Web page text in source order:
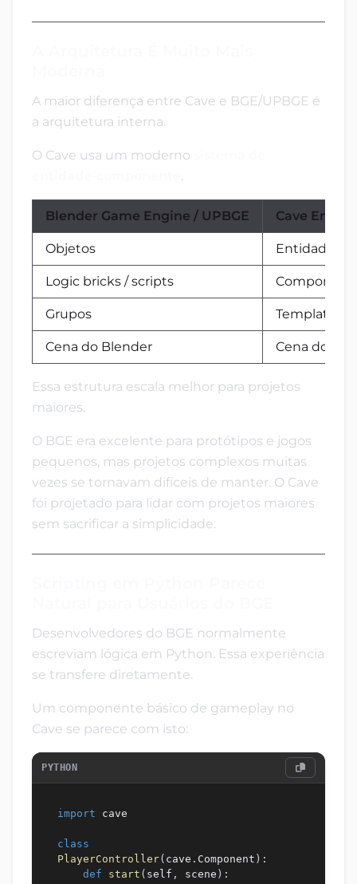
A maior diferença entre Cave e BGE/UPBGE é
a arquitetura interna.
O Cave usa um moderno
.
Blender Game Engine / UPBGE Cave Engine
Objetos Entidades
Logic bricks / scripts
Grupos Templates
Cena do Blender Cena do
Essa estrutura escala melhor para projetos
maiores.
O BGE era excelente para protótipos e jogos
pequenos, mas projetos complexos muitas
vezes se tornavam difíceis de manter. O Cave
foi projetado para lidar com projetos maiores
sem sacrificar a simplicidade.
Desenvolvedores do BGE normalmente
escreviam lógica em Python. Essa experiência
se transfere diretamente.
Um componente básico de gameplay no
Cave se parece com isto:
PYTHON
import cave
class
PlayerController( cave . Component ) :
def
start ( self , scene ) :